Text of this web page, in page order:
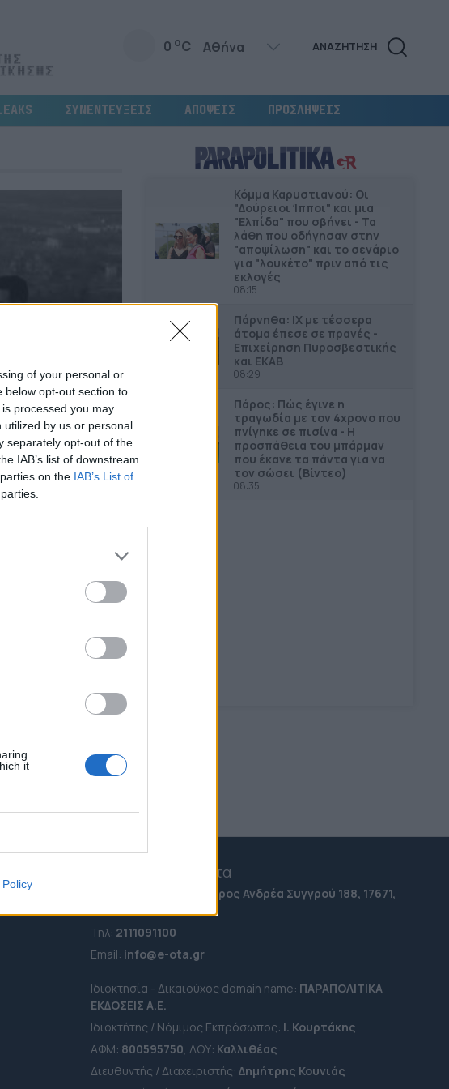
of your personal or
below opt-out section to
processed you may
by us or personal
separately opt-out of the
IAB’s list of downstream
on the IAB’s List of
it
0 oC ΑΝΑΖΗΤΗΣΗ
ΣΥΝΕΝΤΕΥΞΕΙΣ ΑΠΟΨΕΙΣ ΠΡΟΣΛΗΨΕΙΣ
Κόμμα Καρυστιανού: Οι
"Δούρειοι Ίπποι" και μια
"Ελπίδα" που σβήνει - Τα
λάθη που οδήγησαν στην
"αποψίλωση" και το σενάριο
για "λουκέτο" πριν από τις
εκλογές
08:15
Πάρνηθα: ΙΧ με τέσσερα
άτομα έπεσε σε πρανές -
Επιχείρηση Πυροσβεστικής
και ΕΚΑΒ
08:29
Πάρος: Πώς έγινε η
τραγωδία με τον 4χρονο που
πνίγηκε σε πισίνα - Η
προσπάθεια του μπάρμαν
που έκανε τα πάντα για να
τον σώσει (Βίντεο)
08:35
e-ota.gr | Ταυτότητα
Λεωφόρος Ανδρέα Συγγρού 188, 17671,
Τηλ: 2111091100
Εmail: info@e-ota.gr
Ιδιοκτησία - Δικαιούχος domain name: ΠΑΡΑΠΟΛΙΤΙΚΑ
ΕΚΔΟΣΕΙΣ A.E.
Ιδιοκτήτης / Νόμιμος Εκπρόσωπος: Ι. Κουρτάκης
ΑΦΜ: 800595750 , ΔΟΥ: Καλλιθέας
Διευθυντής / Διαχειριστής:Δημήτρης Κουνιάς